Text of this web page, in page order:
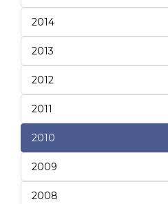
2014
2013
2012
2011
2010
2009
2008